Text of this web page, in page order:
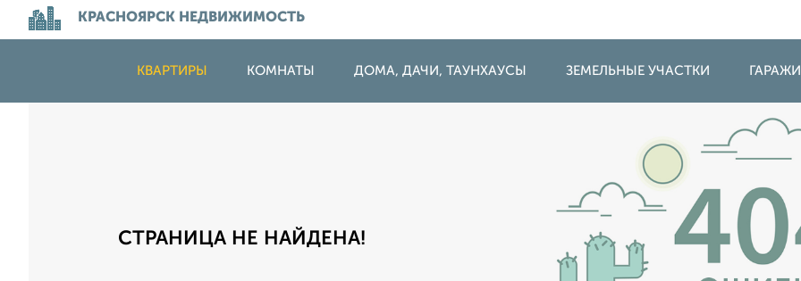
КРАСНОЯРСК НЕДВИЖИМОСТЬ
КВАРТИРЫ КОМНАТЫ ДОМА, ДАЧИ, ТАУНХАУСЫ ЗЕМЕЛЬНЫЕ УЧАСТКИ
СТРАНИЦА НЕ НАЙДЕНА!